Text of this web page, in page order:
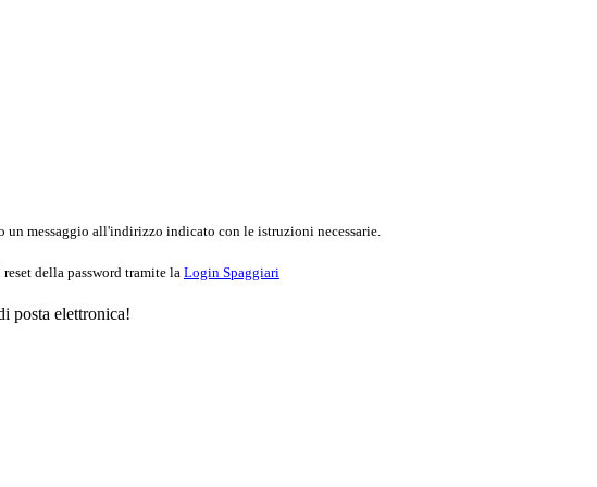
un messaggio all'indirizzo indicato con le istruzioni necessarie.
della password tramite la Login Spaggiari
posta elettronica!